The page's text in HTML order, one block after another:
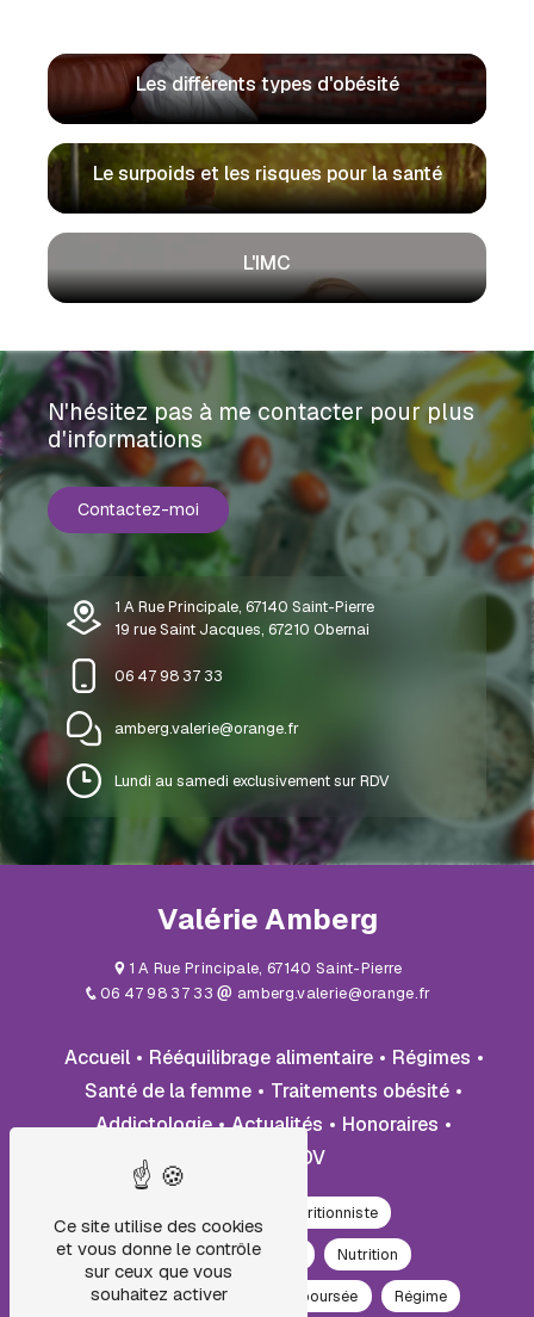
Les différents types d'obésité
Le surpoids et les risques pour la santé
L'IMC
N'hésitez pas à me contacter pour plus
d'informations
Contactez-moi
1 A Rue Principale, 67140 Saint-Pierre
19 rue Saint Jacques, 67210 Obernai
06 47 98 37 33
amberg.valerie@orange.fr
Lundi au samedi exclusivement sur RDV
Valérie Amberg
1 A Rue Principale, 67140 Saint-Pierre
06 47 98 37 33
amberg.valerie@orange.fr
Accueil Rééquilibrage alimentaire
Régimes
Santé de la femme
Traitements obésité
Addictologie
Actualités
Honoraires
Prise de RDV
Nutritionniste
Accompagnement TCA Nutrition
Consultation diététicienne remboursée Régime
Ce site utilise des cookies
et vous donne le contrôle
sur ceux que vous
souhaitez activer